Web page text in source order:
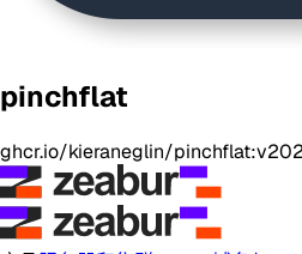
pinchflat
ghcr.io/kieraneglin/